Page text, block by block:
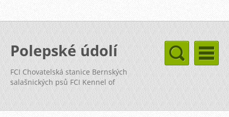
Polepské údolí
FCI Chovatelská stanice Bernských
salašnických psů FCI Kennel of
Bernese Mountain Dog